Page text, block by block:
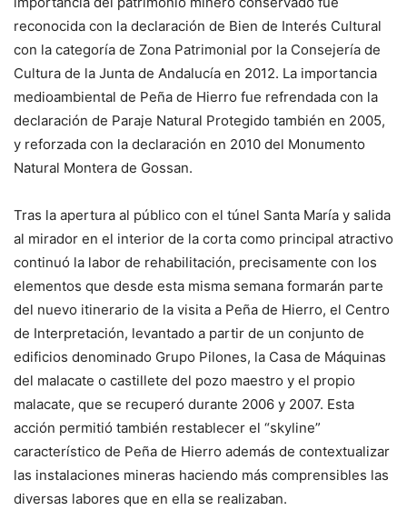
reconocida con la declaración de Bien de Interés Cultural
con la categoría de Zona Patrimonial por la Consejería de
Cultura de la Junta de Andalucía en 2012. La importancia
medioambiental de Peña de Hierro fue refrendada con la
declaración de Paraje Natural Protegido también en 2005,
y reforzada con la declaración en 2010 del Monumento
Natural Montera de Gossan.
Tras la apertura al público con el túnel Santa María y salida
al mirador en el interior de la corta como principal atractivo
continuó la labor de rehabilitación, precisamente con los
elementos que desde esta misma semana formarán parte
del nuevo itinerario de la visita a Peña de Hierro, el Centro
de Interpretación, levantado a partir de un conjunto de
edificios denominado Grupo Pilones, la Casa de Máquinas
del malacate o castillete del pozo maestro y el propio
malacate, que se recuperó durante 2006 y 2007. Esta
acción permitió también restablecer el “skyline”
característico de Peña de Hierro además de contextualizar
las instalaciones mineras haciendo más comprensibles las
diversas labores que en ella se realizaban.